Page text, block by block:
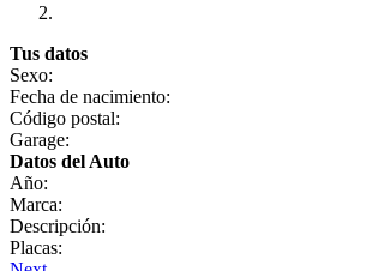
Tus datos
Sexo:
Fecha de nacimiento:
Código postal:
Garage:
Datos del Auto
Año:
Marca:
Descripción:
Placas: